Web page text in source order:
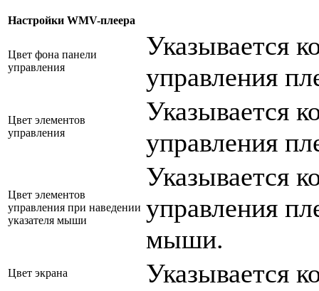
Настройки WMV-плеера
Цвет фона панели
управления
Указывается
управления
Цвет элементов
управления
Указывается
управления
Цвет элементов
управления при наведении
указателя мыши
Указывается
управления
мыши.
Цвет экрана Указывается